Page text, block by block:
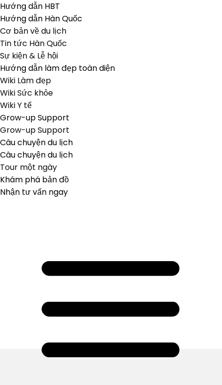
Hướng dẫn HBT
Hướng dẫn Hàn Quốc
Cơ bản về du lịch
Tin tức Hàn Quốc
Sự kiện & Lễ hội
Hướng dẫn làm đẹp toàn diện
Wiki Làm đẹp
Wiki Sức khỏe
Wiki Y tế
Grow-up Support
Grow-up Support
Câu chuyện du lịch
Câu chuyện du lịch
Tour một ngày
Khám phá bản đồ
Nhận tư vấn ngay